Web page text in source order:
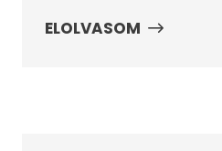
ELOLVASOM